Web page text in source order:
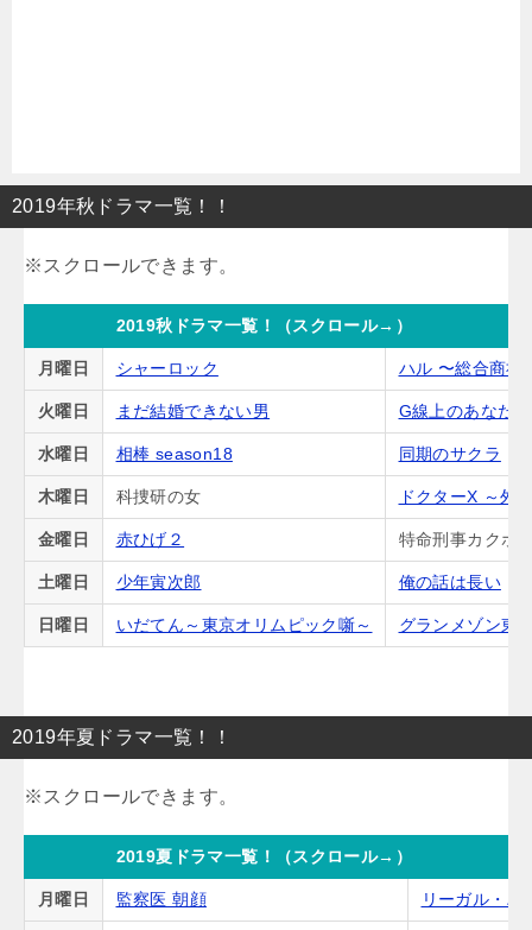
2019年秋ドラマ一覧！！
2019秋ドラマ一覧！（スクロール→）
月曜日 シャーロック ハル 〜総合商社
火曜日 まだ結婚できない男 G線上のあなた
水曜日 相棒 season18 同期のサクラ
木曜日 科捜研の女 ドクターX ～外
金曜日 赤ひげ２ 特命刑事カクホ
土曜日 少年寅次郎 俺の話は長い
日曜日 いだてん～東京オリムピック噺～ グランメゾン東
2019年夏ドラマ一覧！！
2019夏ドラマ一覧！（スクロール→）
月曜日 監察医 朝顔 リーガル・ハ